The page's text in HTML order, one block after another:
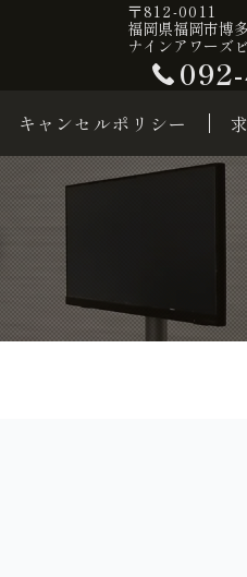
〒812-0011
福岡県福岡市博
ナインアワーズ
キャンセルポリシー